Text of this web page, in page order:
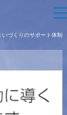
いづくりのサポート体制